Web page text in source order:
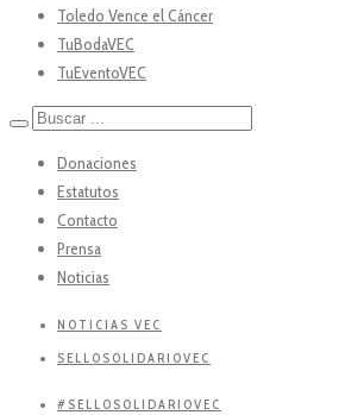
Toledo Vence el Cáncer
TuBodaVEC
TuEventoVEC
Donaciones
Estatutos
Contacto
Prensa
Noticias
NOTICIAS VEC
SELLOSOLIDARIOVEC
#SELLOSOLIDARIOVEC